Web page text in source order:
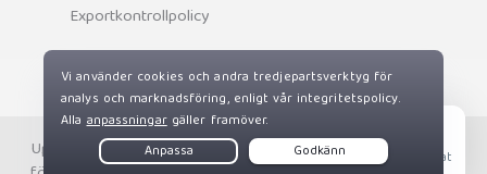
Exportkontrollpolicy
Upphovsrätt © Private Internet Access, Inc. Alla rättigheter
Live Chat